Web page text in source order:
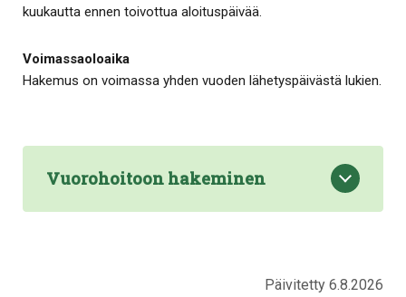
kuukautta ennen toivottua aloituspäivää.
Voimassaoloaika
Hakemus on voimassa yhden vuoden lähetyspäivästä lukien.
Vuorohoitoon hakeminen
Päivitetty 6.8.2026